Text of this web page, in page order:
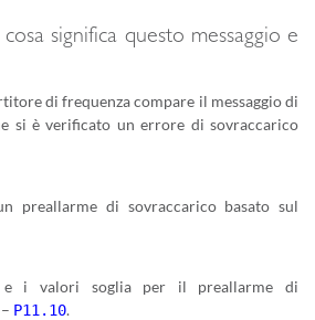
significa questo messaggio e
di frequenza compare il messaggio di
si è verificato un errore di sovraccarico
preallarme di sovraccarico basato sul
i valori soglia per il preallarme di
– P11.10.